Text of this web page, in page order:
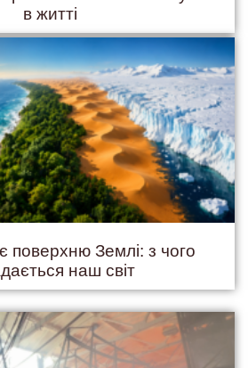
в житті
поверхню Землі: з чого
наш світ